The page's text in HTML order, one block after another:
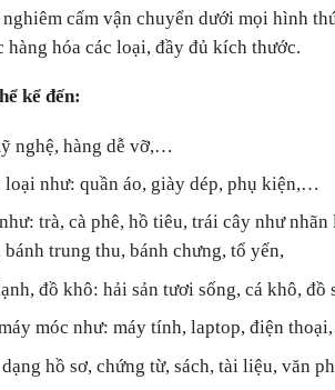
cấm vận chuyển dưới mọi hình
hàng hóa các loại, đầy đủ kích thước.
kể đến:
nghệ, hàng dễ vỡ,…
loại như: quần áo, giày dép, phụ kiện,…
trà, cà phê, hồ tiêu, trái cây như
trung thu, bánh chưng, tổ yến,
đồ khô: hải sản tươi sống, cá khô,
móc như: máy tính, laptop, điện
hồ sơ, chứng từ, sách, tài liệu, văn